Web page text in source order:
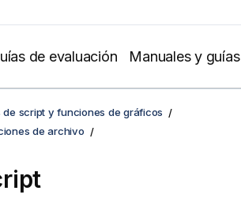
de evaluación Manuales y guías
de script y funciones de gráficos
de archivo